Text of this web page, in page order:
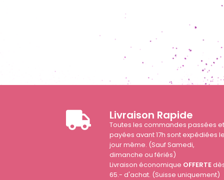
Livraison Rapide
Toutes les commandes passées
payées avant 17h sont expédiées
jour même. (Sauf Samedi,
dimanche ou fériés)
Livraison économique OFFERTE
65.- d'achat. (Suisse uniquement)